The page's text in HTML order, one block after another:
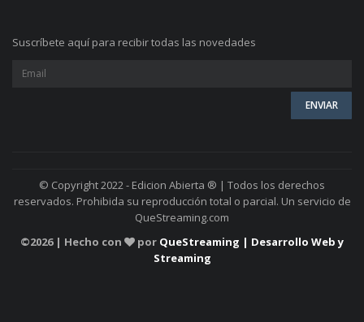
Suscríbete aquí para recibir todas las novedades
© Copyright 2022 - Edicion Abierta ® | Todos los derechos
reservados. Prohibida su reproducción total o parcial. Un servicio de
QueStreaming.com
©2026 | Hecho con por QueStreaming | Desarrollo Web y
Streaming